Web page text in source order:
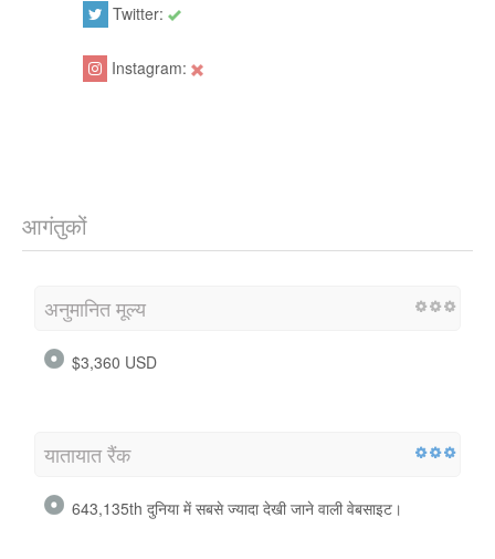
Twitter:
Instagram:
आगंतुकों
अनुमानित मूल्य
$3,360 USD
यातायात रैंक
643,135th दुनिया में सबसे ज्यादा देखी जाने वाली वेबसाइट।